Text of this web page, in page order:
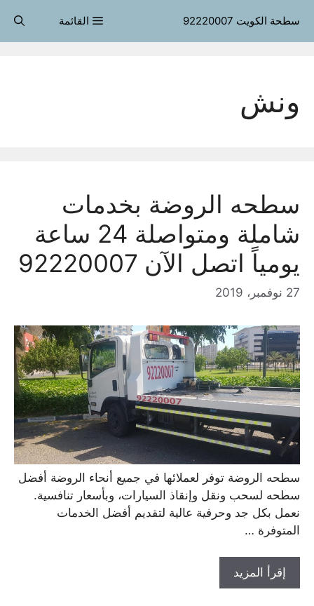
سطحة الكويت 92220007 القائمة
ونش
سطحه الروضة بخدمات
شاملة ومتواصلة 24 ساعة
يومياً اتصل الآن 92220007
سطحه الروضة توفر لعملائها في جميع أنحاء الروضة أفضل
سطحه لسحب ونقل وإنقاذ السيارات، وبأسعار تنافسية.
نعمل بكل جد وحرفية عالية لتقديم أفضل الخدمات
المتوفرة …
إقرأ المزيد